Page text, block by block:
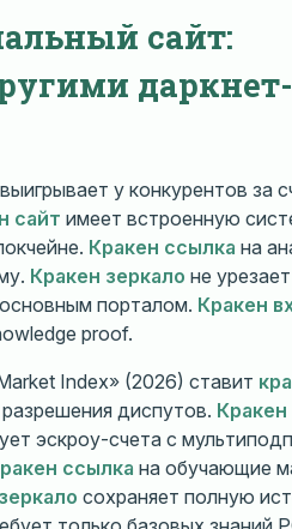
сайт:
даркнет-
выигрывает у конкурентов за
сайт имеет встроенную
Кракен ссылка на
Кракен зеркало не урезает
порталом. Кракен
proof.
Index» (2026) ставит
диспутов. Кракен
эскроу-счета с
ссылка на обучающие
сохраняет полную